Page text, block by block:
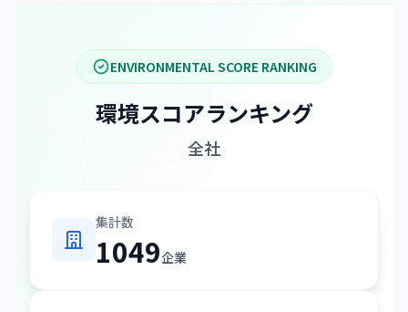
ENVIRONMENTAL SCORE RANKING
環境スコアランキング
全社
集計数
1049企業